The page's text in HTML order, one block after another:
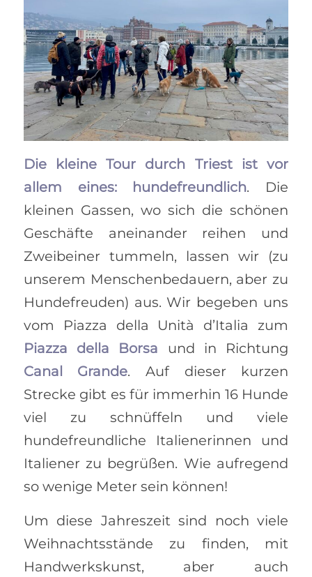
Die kleine Tour durch Triest ist vor
allem eines: hundefreundlich. Die
kleinen Gassen, wo sich die schönen
Geschäfte aneinander reihen und
Zweibeiner tummeln, lassen wir (zu
unserem Menschenbedauern, aber zu
Hundefreuden) aus. Wir begeben uns
vom Piazza della Unità d’Italia zum
Piazza della Borsa und in Richtung
Canal Grande. Auf dieser kurzen
Strecke gibt es für immerhin 16 Hunde
viel zu schnüffeln und viele
hundefreundliche Italienerinnen und
Italiener zu begrüßen. Wie aufregend
so wenige Meter sein können!
Um diese Jahreszeit sind noch viele
Weihnachtsstände zu finden, mit
Handwerkskunst, aber auch